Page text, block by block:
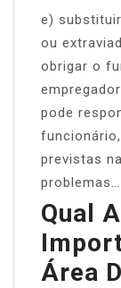
e)
ou
obrigar o
pode
previstas
problemas…
Qual
Área